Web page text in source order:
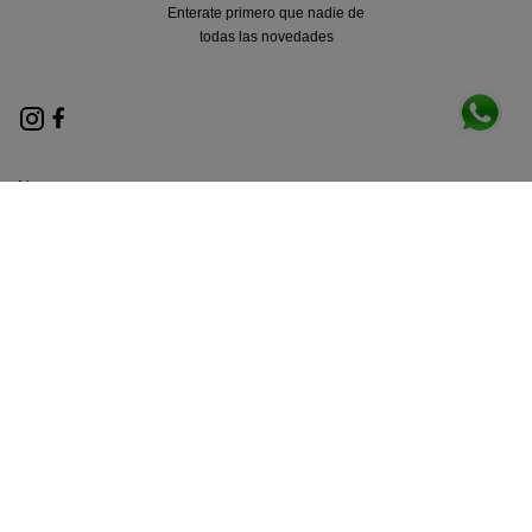
Enterate primero que nadie de
todas las novedades
Nosotros